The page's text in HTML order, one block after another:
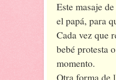
Este masaje
el papá, para
Cada vez que
bebé protesta
momento.
Otra forma de